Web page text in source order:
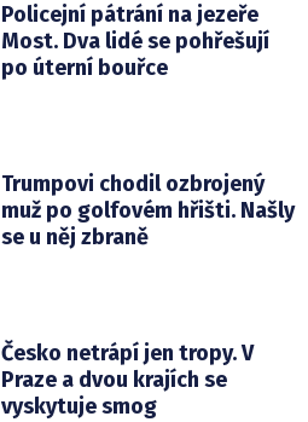
Policejní pátrání na jezeře
Most. Dva lidé se pohřešují
po úterní bouřce
Trumpovi chodil ozbrojený
muž po golfovém hřišti. Našly
se u něj zbraně
Česko netrápí jen tropy. V
Praze a dvou krajích se
vyskytuje smog